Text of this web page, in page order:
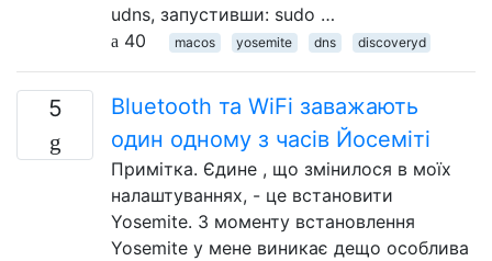
udns, запустивши: sudo …
40
macos yosemite dns discoveryd
5
Bluetooth та WiFi заважають
один одному з часів Йосеміті
Примітка. Єдине , що змінилося в моїх
налаштуваннях, - це встановити
Yosemite. З моменту встановлення
Yosemite у мене виникає дещо особлива